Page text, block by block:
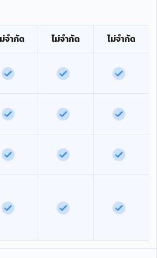
จำกัด ไม่จำกัด ไม่จำกัด